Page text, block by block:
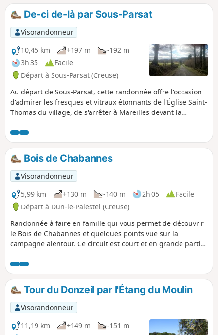
De-ci de-là par Sous-Parsat
Visorandonneur
10,45 km
+197 m
-192 m
3h 35
Facile
Départ à Sous-Parsat (Creuse)
Au départ de Sous-Parsat, cette randonnée offre l'occasion
d'admirer les fresques et vitraux étonnants de l'Église Saint-
Thomas du village, de s'arrêter à Mareilles devant la
sous-bois ou à travers le bocage.
Bois de Chabannes
Visorandonneur
5,99 km
+130 m -140 m 2h 05
Facile
Départ à Dun-le-Palestel (Creuse)
Randonnée à faire en famille qui vous permet de découvrir
le Bois de Chabannes et quelques points vue sur la
campagne alentour. Ce circuit est court et en grande partie
enfants.
Tour du Donzeil par l'Étang du Moulin
Visorandonneur
11,19 km
+149 m
-151 m